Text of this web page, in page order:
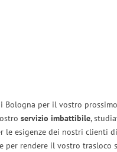
Bologna per il vostro
servizio imbattibile,
le esigenze dei nostri clienti
per rendere il vostro trasloco